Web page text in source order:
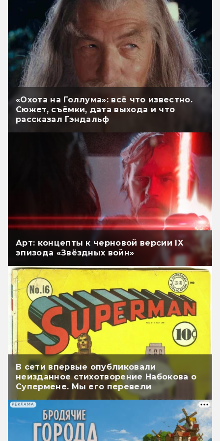
«Охота на Голлума»: всё что известно.
Сюжет, съёмки, дата выхода и что
рассказал Гэндальф
Арт: концепты к черновой версии IX
эпизода «Звёздных войн»
В сети впервые опубликовали
неизданное стихотворение Набокова о
Супермене. Мы его перевели
РЕКЛАМА